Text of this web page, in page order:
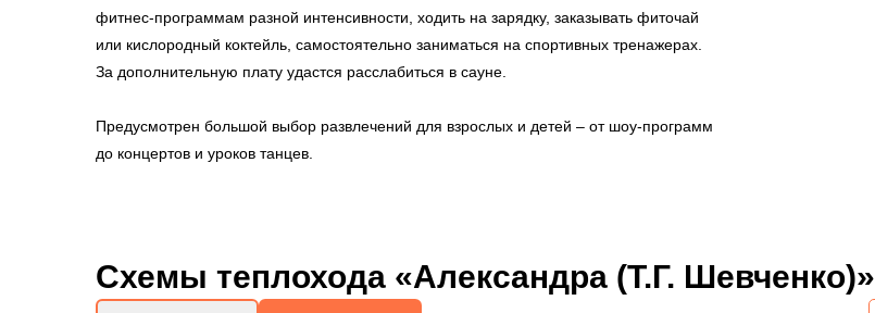
фитнес-программам разной интенсивности, ходить на зарядку, заказывать фиточай
или кислородный коктейль, самостоятельно заниматься на спортивных тренажерах.
За дополнительную плату удастся расслабиться в сауне.
Предусмотрен большой выбор развлечений для взрослых и детей – от шоу-программ
до концертов и уроков танцев.
Схемы теплохода «Александра (Т.Г. Шевченко)»